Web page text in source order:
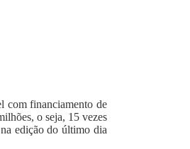
com financiamento de
o seja, 15 vezes
edição do último dia